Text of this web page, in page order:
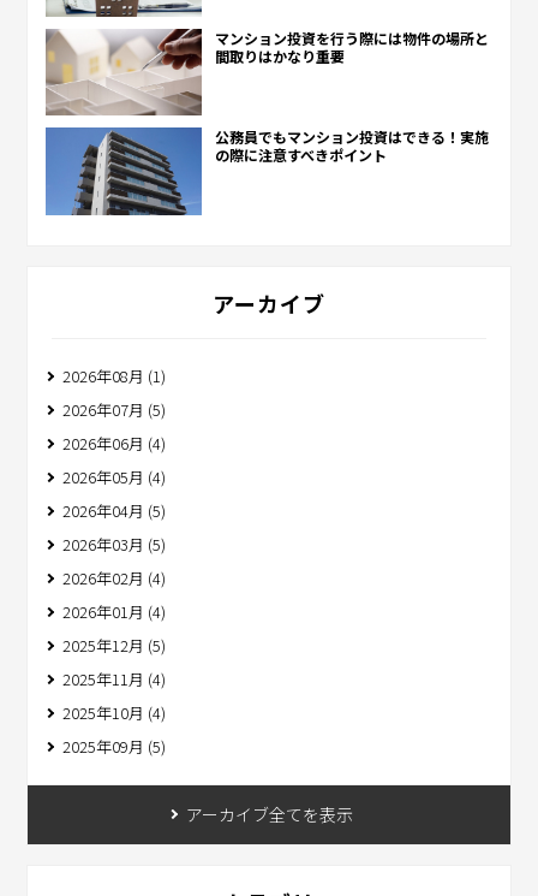
マンション投資を行う際には物件の場所と
間取りはかなり重要
公務員でもマンション投資はできる！実施
の際に注意すべきポイント
アーカイブ
2026年08月 (1)
2026年07月 (5)
2026年06月 (4)
2026年05月 (4)
2026年04月 (5)
2026年03月 (5)
2026年02月 (4)
2026年01月 (4)
2025年12月 (5)
2025年11月 (4)
2025年10月 (4)
2025年09月 (5)
アーカイブ全てを表示